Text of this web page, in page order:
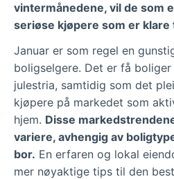
vintermånedene, vil de som
seriøse kjøpere som er klare
Januar er som regel en
boligselgere. Det er få
julestria, samtidig som det
kjøpere på markedet som
hjem. Disse
variere, avhengig av
bor. En erfaren og lokal
mer nøyaktige tips til den